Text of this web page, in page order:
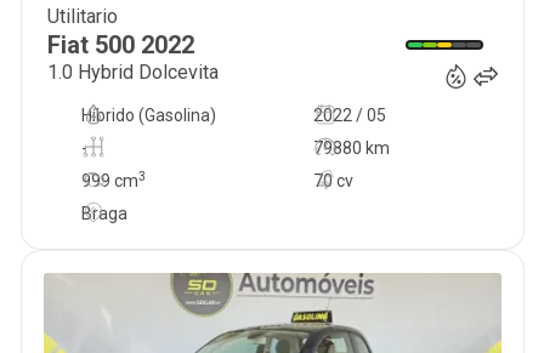
Utilitario
Fiat 500 2022
1.0 Hybrid Dolcevita
2022 / 05
-
79880 km
70 cv
Híbrido (Gasolina)
999 cm3
Braga